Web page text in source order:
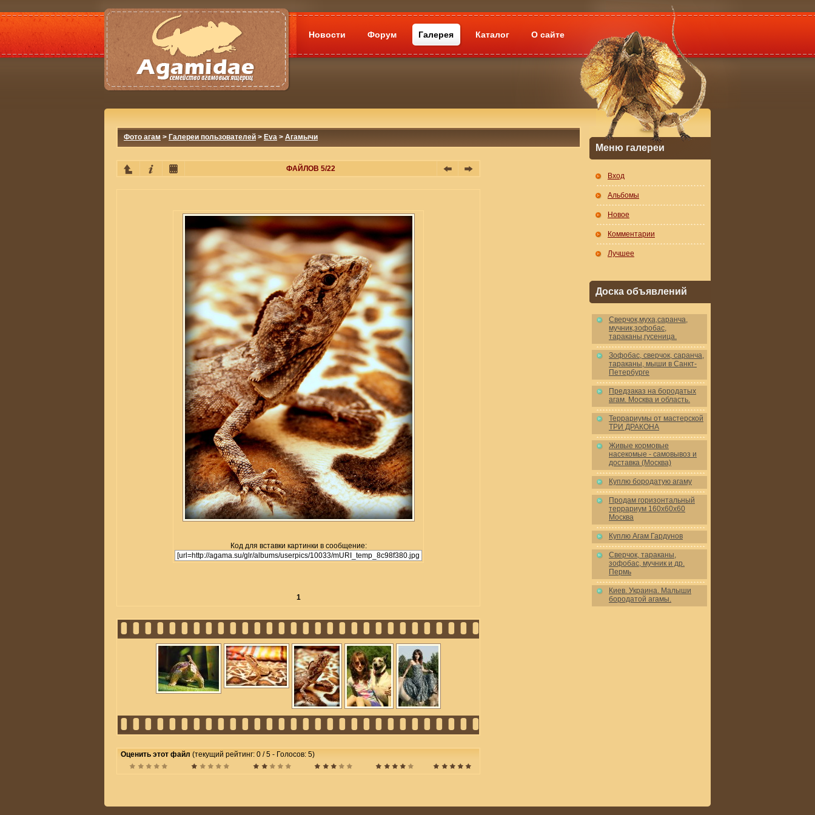
Новости Форум Галерея Каталог О сайте
Фото агам > Галереи пользователей > Eva > Агамычи
ФАЙЛОВ 5/22
Код для вставки картинки в сообщение:
1
Оценить этот файл (текущий рейтинг: 0 / 5 - Голосов: 5)
Меню галереи
Вход
Альбомы
Новое
Комментарии
Лучшее
Доска объявлений
Cверчок,муха,саранча,
мучник,зофобас,
тараканы,гусеница.
Зофобас, сверчок, саранча,
тараканы, мыши в Санкт-
Петербурге
Предзаказ на бородатых
агам. Москва и область.
Террариумы от мастерской
ТРИ ДРАКОНА
Живые кормовые
насекомые - самовывоз и
доставка (Москва)
Куплю бородатую агаму
Продам горизонтальный
террариум 160x60x60
Москва
Куплю Агам Гардунов
Сверчок, тараканы,
зофобас, мучник и др.
Пермь
Киев. Украина. Малыши
бородатой агамы.